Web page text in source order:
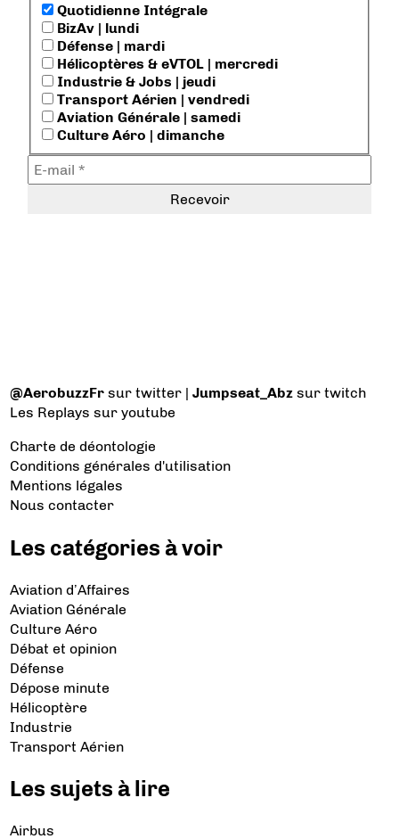
Quotidienne Intégrale
BizAv | lundi
Défense | mardi
Hélicoptères & eVTOL | mercredi
Industrie & Jobs | jeudi
Transport Aérien | vendredi
Aviation Générale | samedi
Culture Aéro | dimanche
@AerobuzzFr sur twitter |Jumpseat_Abz sur twitch
Les Replays sur youtube
Charte de déontologie
Conditions générales d'utilisation
Mentions légales
Nous contacter
Les catégories à voir
Aviation d’Affaires
Aviation Générale
Culture Aéro
Débat et opinion
Défense
Dépose minute
Hélicoptère
Industrie
Transport Aérien
Les sujets à lire
Airbus